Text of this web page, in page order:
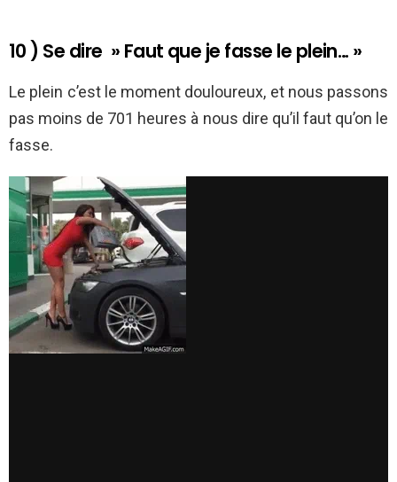
10 ) Se dire » Faut que je fasse le plein… »
Le plein c’est le moment douloureux, et nous passons
pas moins de 701 heures à nous dire qu’il faut qu’on le
fasse.